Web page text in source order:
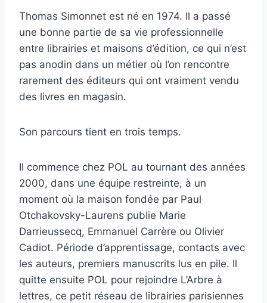
Thomas Simonnet est né en 1974. Il a passé
une bonne partie de sa vie professionnelle
entre librairies et maisons d’édition, ce qui n’est
pas anodin dans un métier où l’on rencontre
rarement des éditeurs qui ont vraiment vendu
des livres en magasin.
Son parcours tient en trois temps.
Il commence chez POL au tournant des années
2000, dans une équipe restreinte, à un
moment où la maison fondée par Paul
Otchakovsky-Laurens publie Marie
Darrieussecq, Emmanuel Carrère ou Olivier
Cadiot. Période d’apprentissage, contacts avec
les auteurs, premiers manuscrits lus en pile. Il
quitte ensuite POL pour rejoindre L’Arbre à
lettres, ce petit réseau de librairies parisiennes